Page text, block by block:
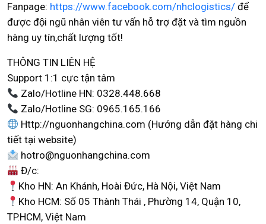
Fanpage: https://www.facebook.com/nhclogistics/ để
được đội ngũ nhân viên tư vấn hỗ trợ đặt và tìm nguồn
hàng uy tín,chất lượng tốt!
THÔNG TIN LIÊN HỆ
Support 1:1 cực tận tâm
Zalo/Hotline HN: 0328.448.668
Zalo/Hotline SG: 0965.165.166
Http://nguonhangchina.com (Hướng dẫn đặt hàng chi
tiết tại website)
hotro@nguonhangchina.com
Đ/c:
Kho HN: An Khánh, Hoài Đức, Hà Nội, Việt Nam
Kho HCM: Số 05 Thành Thái , Phường 14, Quận 10,
TP.HCM, Việt Nam